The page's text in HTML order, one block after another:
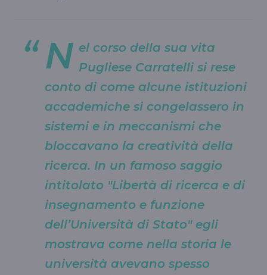
N el corso della sua vita
Pugliese Carratelli si rese
conto di come alcune istituzioni
accademiche si congelassero in
sistemi e in meccanismi che
bloccavano la creatività della
ricerca. In un famoso saggio
intitolato "Libertà di ricerca e di
insegnamento e funzione
dell’Università di Stato" egli
mostrava come nella storia le
università avevano spesso